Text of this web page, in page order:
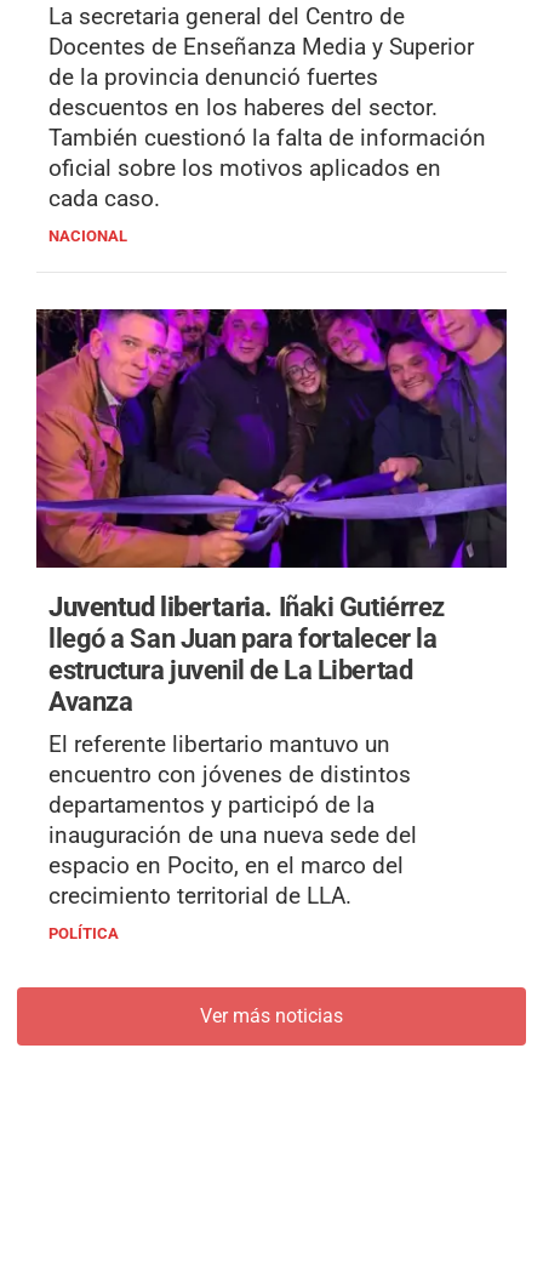
La secretaria general del Centro de
Docentes de Enseñanza Media y Superior
de la provincia denunció fuertes
descuentos en los haberes del sector.
También cuestionó la falta de información
oficial sobre los motivos aplicados en
cada caso.
NACIONAL
Juventud libertaria. Iñaki Gutiérrez
llegó a San Juan para fortalecer la
estructura juvenil de La Libertad
Avanza
El referente libertario mantuvo un
encuentro con jóvenes de distintos
departamentos y participó de la
inauguración de una nueva sede del
espacio en Pocito, en el marco del
crecimiento territorial de LLA.
POLÍTICA
Ver más noticias